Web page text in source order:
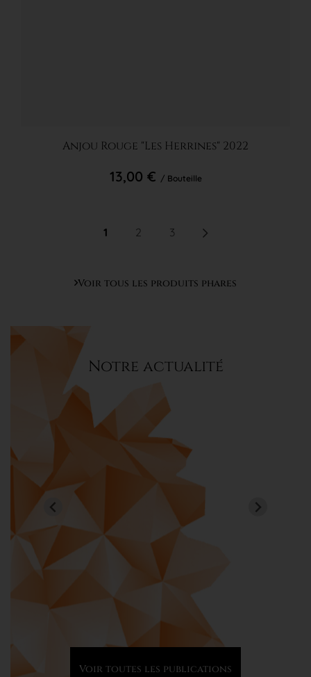
Anjou Rouge "Les Herrines" 2022
13,00 € / Bouteille
1 2 3
Voir tous les produits phares
Notre actualité
Voir toutes les publications